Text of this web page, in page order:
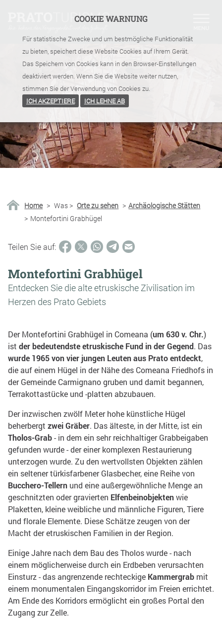
COOKIE WARNUNG
Für statistische Zwecke und um bestmögliche Funktionalität
zu bieten, speichert diese Website Cookies auf Ihrem Gerät.
Das Speichern von Cookies kann in den Browser-Einstellungen
deaktiviert werden. Wenn Sie die Website weiter nutzen,
stimmen Sie der Verwendung von Cookies zu.
ICH AKZEPTIERE
ICH LEHNE AB
Home > Was > Orte zu sehen > Archäologische Stätten
> Montefortini Grabhügel
Teilen Sie auf:
Montefortini Grabhügel
Entdecken Sie die alte etruskische Zivilisation im
Herzen des Prato Gebiets
Der Montefortini Grabhügel in Comeana (um 630 v. Chr.)
ist der bedeutendste etruskische Fund in der Gegend. Das
wurde 1965 von vier jungen Leuten aus Prato entdeckt,
die auf einem Hügel in der Nähe des Comeana Friedhofs in
der Gemeinde Carmignano gruben und damit begannen,
Terrakottastücke und -platten abzubauen.
Der inzwischen zwölf Meter hohe künstliche Hügel
beherbergt zwei Gräber. Das älteste, in der Mitte, ist ein
Tholos-Grab- in dem ein sehr reichhaltiger Grabbeigaben
gefunden wurde - der einer komplexen Restaurierung
unterzogen wurde. Zu den wertvollsten Objekten zählen
ein seltener türkisfarbener Glasbecher, eine Reihe von
Bucchero-Tellern und eine außergewöhnliche Menge an
geschnitzten oder gravierten Elfenbeinobjektenwie
Plaketten, kleine weibliche und männliche Figuren, Tiere
und florale Elemente. Diese Schätze zeugen von der
Macht der etruskischen Familien in der Region.
Einige Jahre nach dem Bau des Tholos wurde - nach
einem möglicherweise durch ein Erdbeben verursachten
Einsturz - das angrenzende rechteckige Kammergrab mit
einem monumentalen Eingangskorridor im Freien errichtet.
Am Ende des Korridors ermöglicht ein großes Portal den
Zugang zur Zelle.